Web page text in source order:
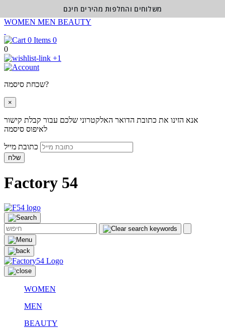
WOMEN MEN BEAUTY
0
0
+1
שכחת סיסמה?
×
אנא הזינו את כתובת הדואר האלקטרוני שלכם עבור קבלת קישור
לאיפוס סיסמה
שלח
Factory 54
WOMEN
MEN
BEAUTY
משלוחים והחלפות מהירים חינם